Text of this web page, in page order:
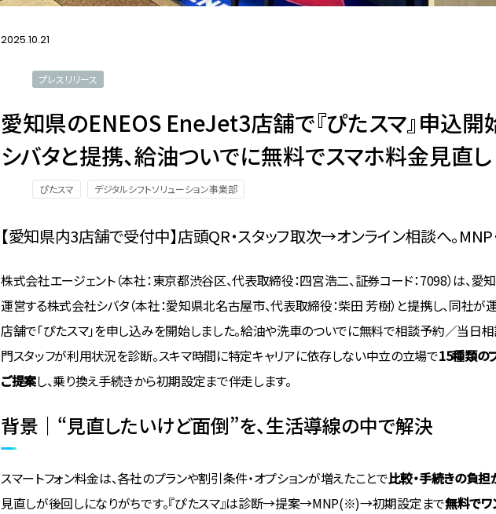
2025.10.21
プレスリリース
愛知県のENEOS EneJet3店舗で『ぴたスマ』申込
シバタと提携、給油ついでに無料でスマホ料金見直し
ぴたスマ デジタルシフトソリューション事業部
【愛知県内3店舗で受付中】店頭QR・スタッフ取次→オンライン相談へ。
株式会社エージェント（本社：東京都渋谷区、代表取締役：四宮浩二、証券コード：7098）は、
運営する株式会社シバタ（本社：愛知県北名古屋市、代表取締役：柴田 芳樹）と提携し、同社
店舗で「ぴたスマ」を申し込みを開始しました。給油や洗車のついでに無料で相談予約／当日相
門スタッフが利用状況を診断。スキマ時間に特定キャリアに依存しない中立の立場で15種類の
ご提案し、乗り換え手続きから初期設定まで伴走します。
背景｜“見直したいけど面倒”を、生活導線の中で解決
スマートフォン料金は、各社のプランや割引条件・オプションが増えたことで比較・手続きの負担
見直しが後回しになりがちです。『ぴたスマ』は診断→提案→MNP(※)→初期設定まで無料でワ